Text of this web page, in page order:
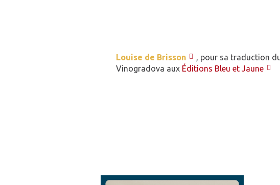
Louise de Brisson , pour sa traduction
Vinogradova aux Éditions Bleu et Jaune